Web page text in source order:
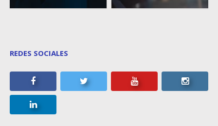
REDES SOCIALES